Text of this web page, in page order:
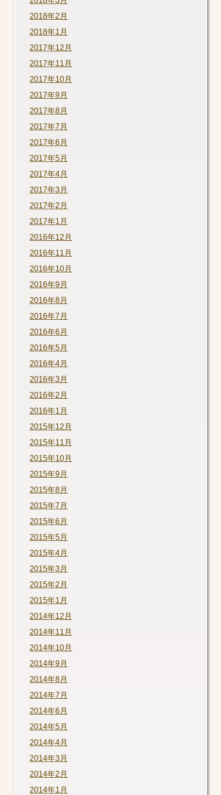
2018年2月
2018年1月
2017年12月
2017年11月
2017年10月
2017年9月
2017年8月
2017年7月
2017年6月
2017年5月
2017年4月
2017年3月
2017年2月
2017年1月
2016年12月
2016年11月
2016年10月
2016年9月
2016年8月
2016年7月
2016年6月
2016年5月
2016年4月
2016年3月
2016年2月
2016年1月
2015年12月
2015年11月
2015年10月
2015年9月
2015年8月
2015年7月
2015年6月
2015年5月
2015年4月
2015年3月
2015年2月
2015年1月
2014年12月
2014年11月
2014年10月
2014年9月
2014年8月
2014年7月
2014年6月
2014年5月
2014年4月
2014年3月
2014年2月
2014年1月